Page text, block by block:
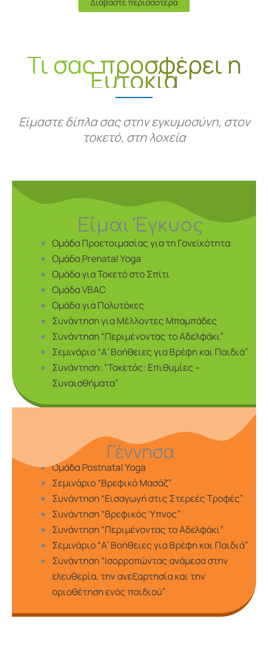
Τι σας προσφέρει η
Ευτοκία
Είμαστε δίπλα σας στην εγκυμοσύνη, στον
τοκετό, στη λοχεία
Είμαι Έγκυος
Ομάδα Προετοιμασίας για τη Γονεϊκότητα
Ομάδα Prenatal Yoga
Ομάδα για Τοκετό στο Σπίτι
Ομάδα VBAC
Ομάδα για Πολυτόκες
Συνάντηση για Μέλλοντες Μπαμπάδες
Συνάντηση “Περιμένοντας το Αδελφάκι”
Σεμινάριο “Α’ Βοήθειες για Βρέφη και Παιδιά”
Συνάντηση: “Τοκετός: Επιθυμίες –
Συναισθήματα”
Γέννησα
Ομάδα Postnatal Yoga
Σεμινάριο “Βρεφικό Μασάζ”
Συνάντηση “Εισαγωγή στις Στερεές Τροφές”
Συνάντηση “Βρεφικός Ύπνος”
Συνάντηση “Περιμένοντας το Αδελφάκι”
Σεμινάριο “Α’ Βοήθειες για Βρέφη και Παιδιά”
Συνάντηση “Ισορροπώντας ανάμεσα στην
ελευθερία, την ανεξαρτησία και την
οριοθέτηση ενός παιδιού”